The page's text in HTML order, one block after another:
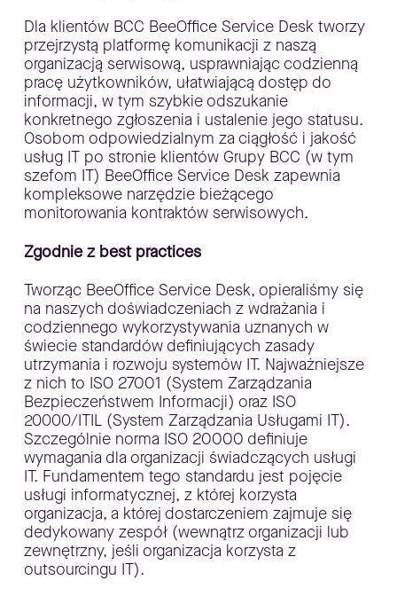
Dla klientów BCC BeeOffice Service Desk tworzy
przejrzystą platformę komunikacji z naszą
organizacją serwisową, usprawniając codzienną
pracę użytkowników, ułatwiającą dostęp do
informacji, w tym szybkie odszukanie
konkretnego zgłoszenia i ustalenie jego statusu.
Osobom odpowiedzialnym za ciągłość i jakość
usług IT po stronie klientów Grupy BCC (w tym
szefom IT) BeeOffice Service Desk zapewnia
kompleksowe narzędzie bieżącego
monitorowania kontraktów serwisowych.
Zgodnie z best practices
Tworząc BeeOffice Service Desk, opieraliśmy się
na naszych doświadczeniach z wdrażania i
codziennego wykorzystywania uznanych w
świecie standardów definiujących zasady
utrzymania i rozwoju systemów IT. Najważniejsze
z nich to ISO 27001 (System Zarządzania
Bezpieczeństwem Informacji) oraz ISO
20000/ITIL (System Zarządzania Usługami IT).
Szczególnie norma ISO 20000 definiuje
wymagania dla organizacji świadczących usługi
IT. Fundamentem tego standardu jest pojęcie
usługi informatycznej, z której korzysta
organizacja, a której dostarczeniem zajmuje się
dedykowany zespół (wewnątrz organizacji lub
zewnętrzny, jeśli organizacja korzysta z
outsourcingu IT).